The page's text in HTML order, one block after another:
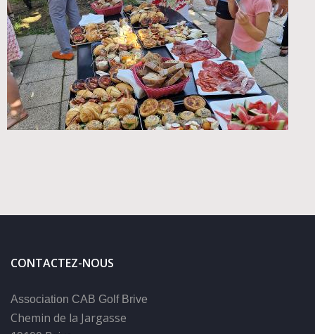
CONTACTEZ-NOUS
Association CAB Golf Brive
Chemin de la Jargasse